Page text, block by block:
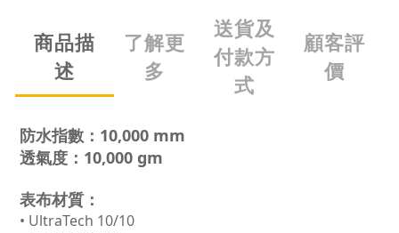
商品描
述
了解更
多
送貨及
付款方
式
顧客評
價
防水指數：10,000 mm
透氣度：10,000 gm
表布材質：
• UltraTech 10/10